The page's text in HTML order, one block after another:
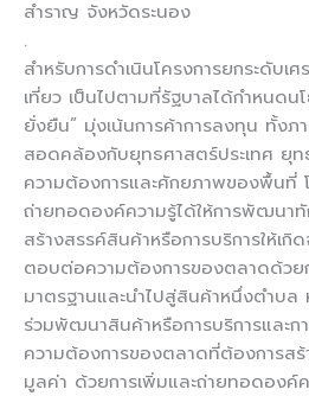
สำราญ จังหวัดระนอง
.
สำหรับการดำเนินโครงการยกระดับเ
เที่ยว เป็นไปตามที่รัฐบาลได้กำหนด
ยั่งยืน” มุ่งเน้นการค้าการลงทุน ทั้งภ
สอดคล้องกับยุทธศาสตร์ประเทศ ยุ
ความต้องการและศักยภาพของพื้นที่
ถ่ายทอดองค์ความรู้ได้ให้การพัฒนาทั
สร้างสรรค์สินค้าหรือการบริการให้เ
ตอบต่อความต้องการของตลาดด้วย
มาตรฐานและนำไปสู่สินค้าหนึ่งตําบ
ร่วมพัฒนาสินค้าหรือการบริการและก
ความต้องการของตลาดที่ต้องการสร้
มูลค่า ด้วยการเพิ่มและถ่ายทอดองค์